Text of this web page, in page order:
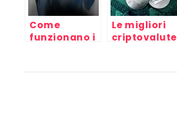
Come
funzionano i
d’investimento
Le migliori
criptovalute
2018